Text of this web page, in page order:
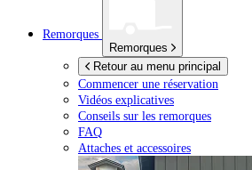
Remorques
Remorques
Retour au menu principal
Commencer une réservation
Vidéos explicatives
Conseils sur les remorques
FAQ
Attaches et accessoires